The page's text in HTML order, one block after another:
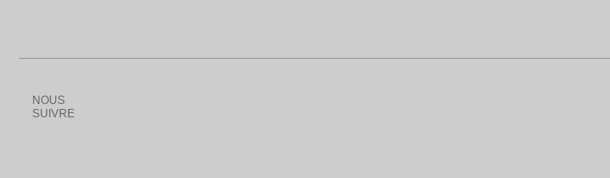
NOUS
SUIVRE